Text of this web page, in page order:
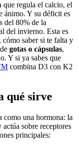
que regula el calcio, el
ánimo. Y su déficit es
del 80% de la
del invierno. Esta es
cómo saber si te falta y
gotas o cápsulas,
Y si ya sabes que
combina D3 con K2
qué sirve
una hormona: la
sobre receptores
principales: